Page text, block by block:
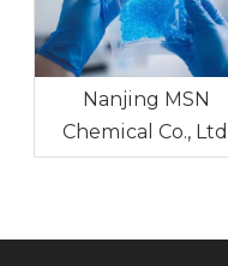
Nanjing MSN
Chemical Co.,